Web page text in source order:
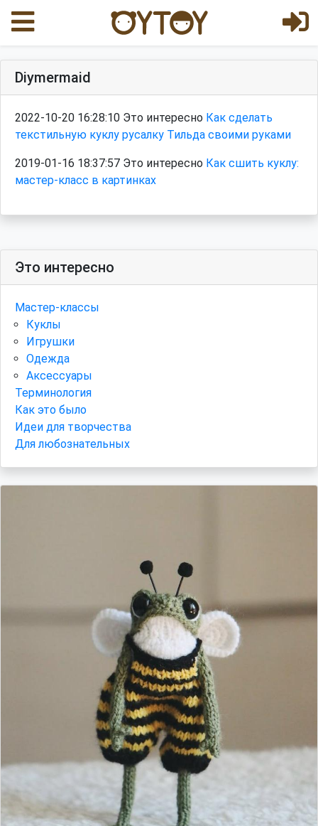
Diymermaid
2022-10-20 16:28:10 Это интересно Как сделать
текстильную куклу русалку Тильда своими руками
2019-01-16 18:37:57 Это интересно Как сшить куклу:
мастер-класс в картинках
Это интересно
Мастер-классы
Куклы
Игрушки
Одежда
Аксессуары
Терминология
Как это было
Идеи для творчества
Для любознательных